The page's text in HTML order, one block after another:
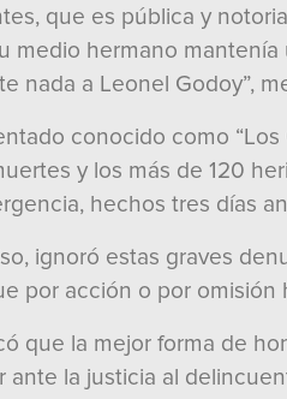
que es pública y
medio hermano
nada a Leonel Godoy”,
conocido como
y los más de 120
hechos tres días
ignoró estas graves
por acción o por
que la mejor forma de
ante la justicia al